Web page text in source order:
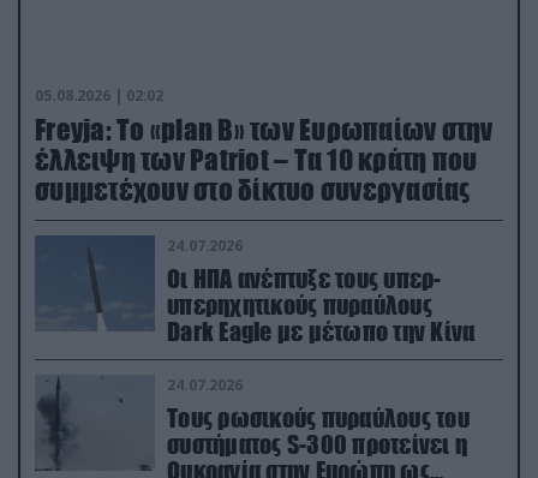
05.08.2026 | 02:02
Freyja: Το «plan Β» των Ευρωπαίων στην
έλλειψη των Patriot – Τα 10 κράτη που
συμμετέχουν στο δίκτυο συνεργασίας
24.07.2026
Οι ΗΠΑ ανέπτυξε τους υπερ-
υπερηχητικούς πυραύλους
Dark Eagle με μέτωπο την Κίνα
24.07.2026
Τους ρωσικούς πυραύλους του
συστήματος S-300 προτείνει η
Ουκρανία στην Ευρώπη ως